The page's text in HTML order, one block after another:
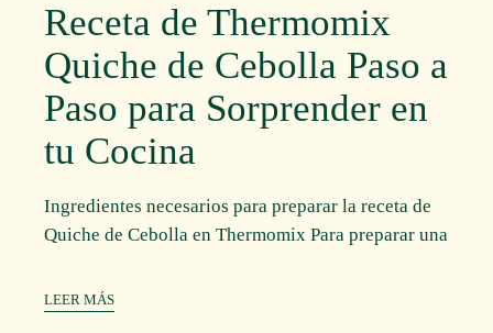
Receta de Thermomix
Quiche de Cebolla Paso a
Paso para Sorprender en
tu Cocina
Ingredientes necesarios para preparar la receta de
Quiche de Cebolla en Thermomix Para preparar una
LEER MÁS